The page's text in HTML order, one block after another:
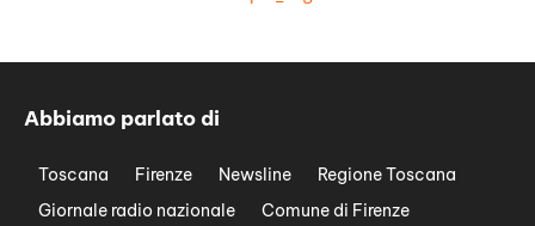
Abbiamo parlato di
Toscana Firenze Newsline
Regione Toscana
Giornale radio nazionale
Comune di Firenze